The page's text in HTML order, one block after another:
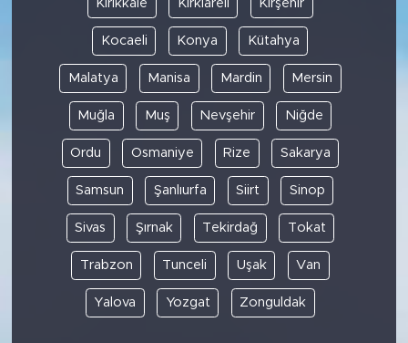
Kırıkkale Kırklareli Kırşehir
Kocaeli Konya Kütahya
Malatya Manisa Mardin Mersin
Muğla Muş Nevşehir Niğde
Ordu Osmaniye Rize Sakarya
Samsun Şanlıurfa Siirt Sinop
Sivas Şırnak Tekirdağ Tokat
Trabzon Tunceli Uşak Van
Yalova Yozgat Zonguldak